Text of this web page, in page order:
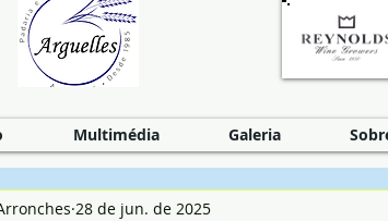
Multimédia Galeria
28 de jun. de 2025